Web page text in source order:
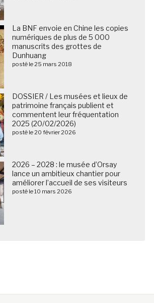
La BNF envoie en Chine les copies
numériques de plus de 5 000
manuscrits des grottes de
Dunhuang
posté le 25 mars 2018
DOSSIER / Les musées et lieux de
patrimoine français publient et
commentent leur fréquentation
2025 (20/02/2026)
posté le 20 février 2026
2026 – 2028 : le musée d’Orsay
lance un ambitieux chantier pour
améliorer l’accueil de ses visiteurs
posté le 10 mars 2026